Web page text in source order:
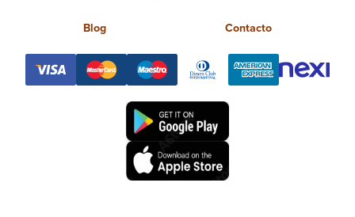
Blog Contacto